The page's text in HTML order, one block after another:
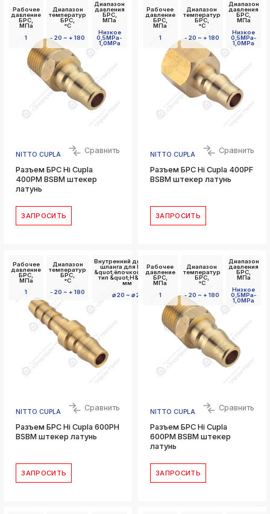
Рабочее
давление
БРС,
МПа
1
Диапазон
температур
БРС,
°C
- 20 ~ + 180
Диапазон
давления
БРС,
МПа
Низкое
0,5MPa-
1,0MPa
NITTO CUPLA Сравнить
Разъем БРС Hi Cupla
400PM BSBM штекер
латунь
ЗАПРОСИТЬ
Рабочее
давление
БРС,
МПа
1
Диапазон
температур
БРС,
°C
- 20 ~ + 180
Диапазон
давления
БРС,
МПа
Низкое
0,5MPa-
1,0MPa
NITTO CUPLA Сравнить
Разъем БРС Hi Cupla 400PF
BSBM штекер латунь
ЗАПРОСИТЬ
Рабочее
давление
БРС,
МПа
1
Диапазон
температур
БРС,
°C
- 20 ~ + 180
Внутренний диаметр
шланга для БРС с
&quot;ёлочкой&quot;
тип &quot;Н&quot;,
мм
⌀ 20 ~ ⌀ 21
NITTO CUPLA Сравнить
Разъем БРС Hi Cupla 600PH
BSBM штекер латунь
ЗАПРОСИТЬ
Рабочее
давление
БРС,
МПа
1
Диапазон
температур
БРС,
°C
- 20 ~ + 180
Диапазон
давления
БРС,
МПа
Низкое
0,5MPa-
1,0MPa
NITTO CUPLA Сравнить
Разъем БРС Hi Cupla
600PM BSBM штекер
латунь
ЗАПРОСИТЬ